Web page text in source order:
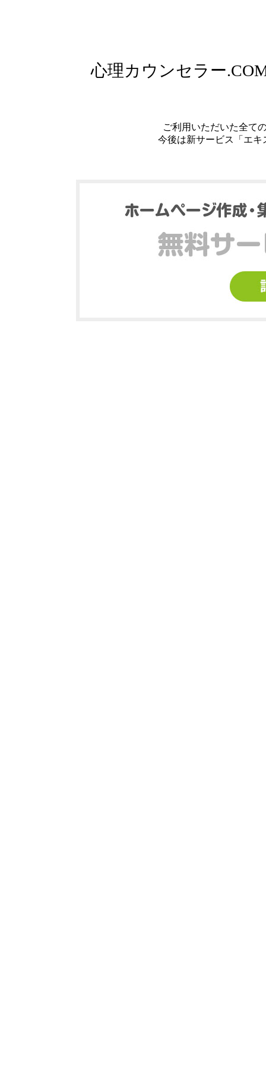
心理カウンセラー
ご利用いただいた全て
今後は新サービス「エ